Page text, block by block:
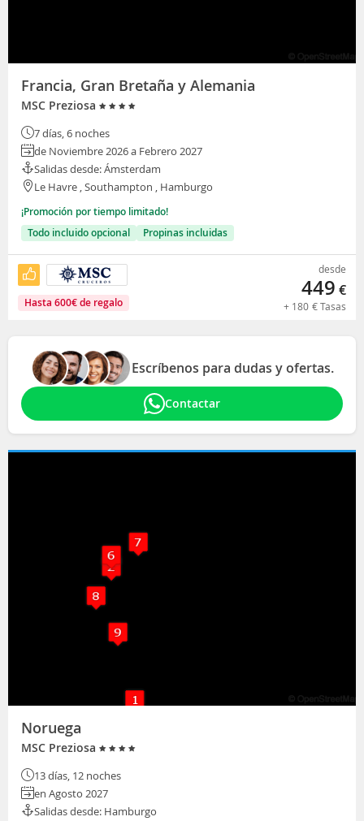
Francia, Gran Bretaña y Alemania
MSC Preziosa
7 días, 6 noches
de Noviembre 2026 a Febrero 2027
Salidas desde: Ámsterdam
Le Havre , Southampton , Hamburgo
¡Promoción por tiempo limitado!
Todo incluido opcional
Propinas incluidas
Hasta 600€de regalo
desde
449 €
+ 180 €Tasas
Escríbenos para dudas y ofertas.
Contactar
Noruega
MSC Preziosa
13 días, 12 noches
en Agosto 2027
Salidas desde: Hamburgo